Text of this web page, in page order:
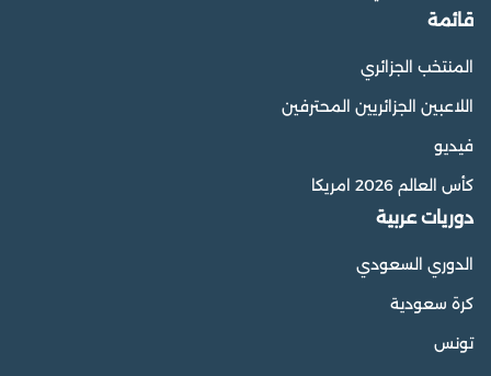
قائمة
المنتخب الجزائري
اللاعبين الجزائريين المحترفين
فيديو
كأس العالم 2026 امريكا
دوريات عربية
الدوري السعودي
كرة سعودية
تونس